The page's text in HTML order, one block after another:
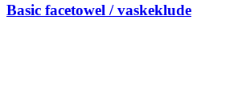
Basic facetowel / vaskeklude